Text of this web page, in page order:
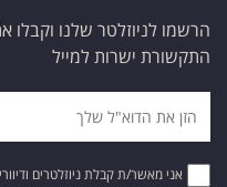
הרשמו לניוזלטר שלנו
התקשורת ישרות למייל
אני מאשר/ת קבלת ניוזלטרים